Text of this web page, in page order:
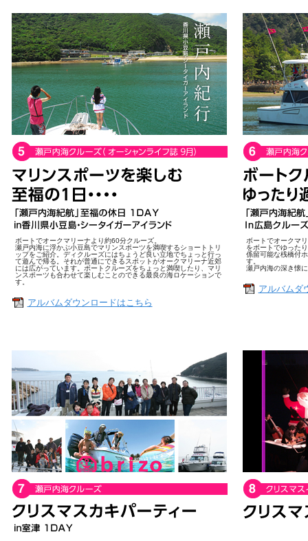
ボートでオークマリーナより約60分クルーズ。
瀬戸内海に浮かぶ小豆島でマリンスポーツを満喫するショートトリ
ップをご紹介。ディクルーズにはちょうど良い立地でちょっと行っ
て遊んで帰る。それが普通にできるスポットがオークマリーナ近郊
には広がっています。ボートクルーズをちょっと満喫したり、マリ
ンスポーツも合わせて楽しむことのできる最良の海ロケーションで
す。
アルバムダウンロードはこちら
ボートでオークマ
をボートでゆった
係留可能な桟橋付
す。
瀬戸内海の深き懐
アルバムダ